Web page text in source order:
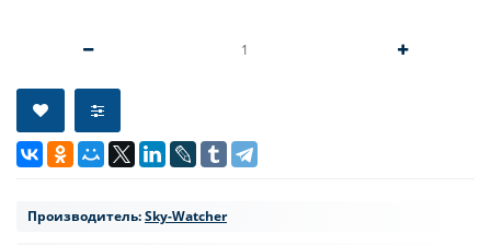
Производитель:Sky-Watcher